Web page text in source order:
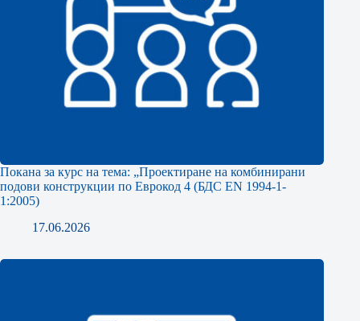
Покана за курс на тема: „Проектиране на комбинирани
подови конструкции по Еврокод 4 (БДС EN 1994-1-
1:2005)
17.06.2026